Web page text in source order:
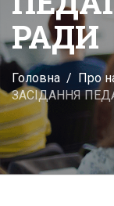
РАДИ
Головна Про
ЗАСІДАННЯ